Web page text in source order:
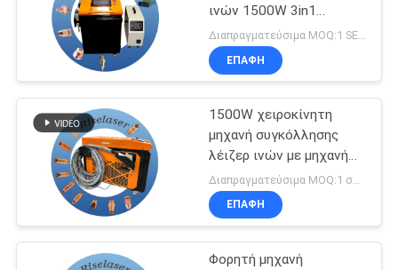
ινών 1500W 3in1
2000W/3000W Μέρη
εξοπλισμού λέιζερ
ΕΠΑΦΉ
1500W χειροκίνητη
μηχανή συγκόλλησης
λέιζερ ινών με μηχανή
καθαρισμού και κοπής
λέιζερ 3000W 3 σε 1
ΕΠΑΦΉ
Φορητή μηχανή